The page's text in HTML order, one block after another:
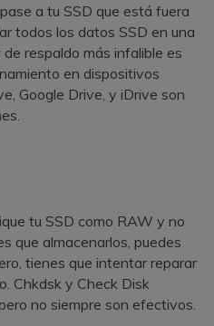
a tu SSD que está fuera
todos los datos SSD en una
respaldo más infalible es
en dispositivos
Google Drive, y iDrive son
tu SSD como RAW y no
que almacenarlos, puedes
tienes que intentar reparar
Chkdsk y Check Disk
no siempre son efectivos.